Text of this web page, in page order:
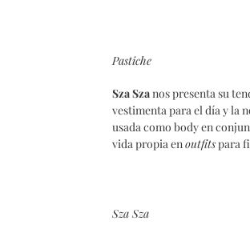
Pastiche
Sza Szanos presenta su
vestimenta para el día y la
usada como body en
vida propia enoutfitspara
Sza Sza